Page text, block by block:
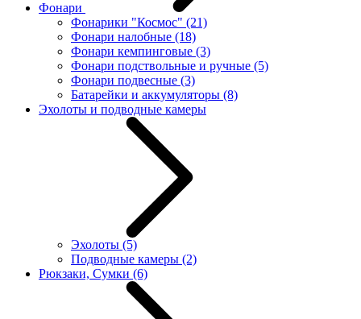
Фонари
Фонарики "Космос" (21)
Фонари налобные (18)
Фонари кемпинговые (3)
Фонари подствольные и ручные (5)
Фонари подвесные (3)
Батарейки и аккумуляторы (8)
Эхолоты и подводные камеры
Эхолоты (5)
Подводные камеры (2)
Рюкзаки, Сумки (6)